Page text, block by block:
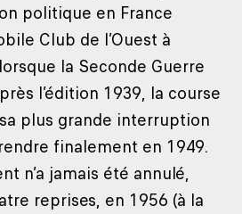
politique en France
Club de l’Ouest à
la Seconde Guerre
l’édition 1939, la course
plus grande interruption
finalement en 1949.
n’a jamais été annulé,
reprises, en 1956 (à la